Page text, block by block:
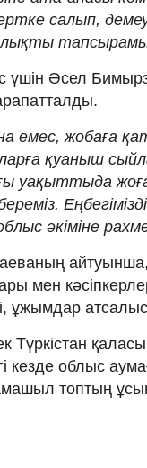
салып,
үшін Әсел
емес, жобаға
қуаныш
уақыттыда
әкіміне
мен
ұжымдар
Түркістан
кезде облыс
топтың